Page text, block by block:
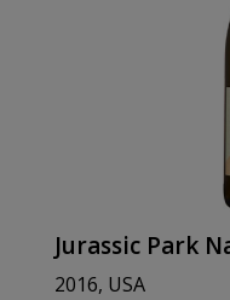
Jurassic Park
2016, USA